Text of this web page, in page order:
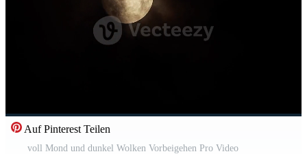
Auf Pinterest Teilen
voll Mond und dunkel Wolken Vorbeigehen Pro Video